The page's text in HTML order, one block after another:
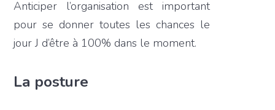
Anticiper l’organisation est important
pour se donner toutes les chances le
jour J d’être à 100% dans le moment.
La posture